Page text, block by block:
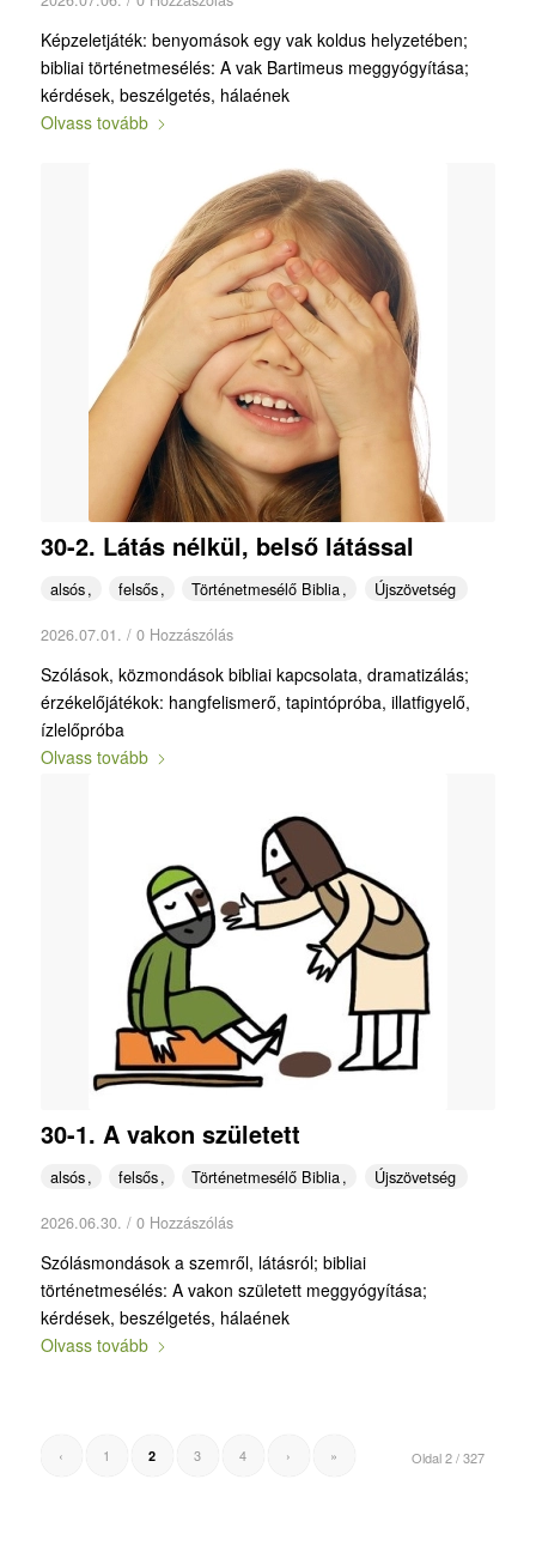
Képzeletjáték: benyomások egy vak koldus helyzetében;
bibliai történetmesélés: A vak Bartimeus meggyógyítása;
kérdések, beszélgetés, hálaének
Olvass tovább
30-2. Látás nélkül, belső látással
alsós felsős Történetmesélő Biblia Újszövetség
2026.07.01. / 0 Hozzászólás
Szólások, közmondások bibliai kapcsolata, dramatizálás;
érzékelőjátékok: hangfelismerő, tapintópróba, illatfigyelő,
ízlelőpróba
Olvass tovább
30-1. A vakon született
alsós felsős Történetmesélő Biblia Újszövetség
2026.06.30. / 0 Hozzászólás
Szólásmondások a szemről, látásról; bibliai
történetmesélés: A vakon született meggyógyítása;
kérdések, beszélgetés, hálaének
Olvass tovább
Oldal 2 / 327
‹ 1 2 3 4 › »